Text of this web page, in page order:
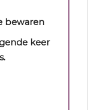
bewaren
keer